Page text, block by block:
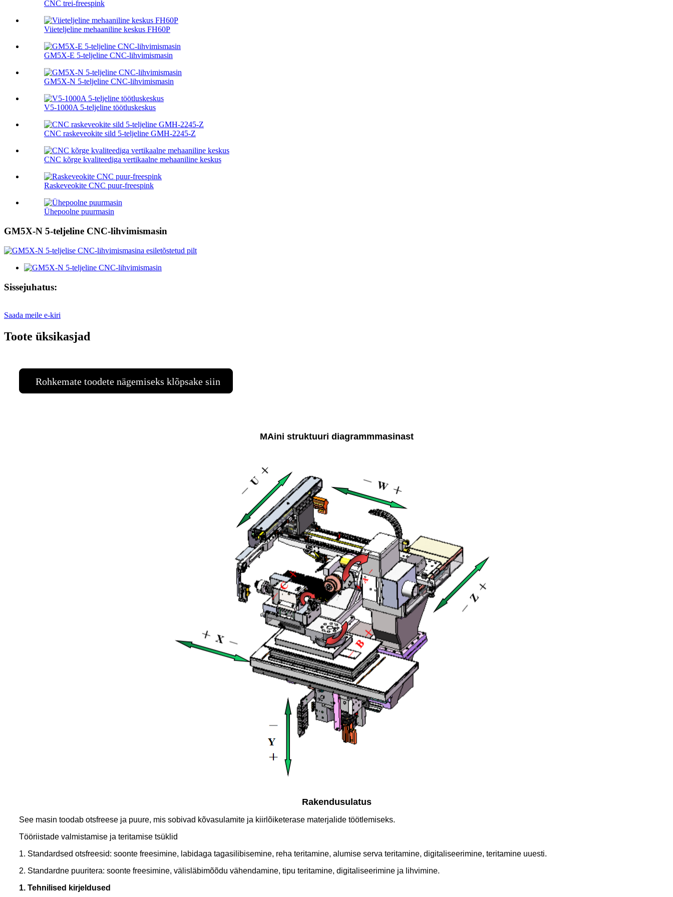
CNC trei-freespink
Viieteljeline mehaaniline keskus FH60P
GM5X-E 5-teljeline CNC-lihvimismasin
GM5X-N 5-teljeline CNC-lihvimismasin
V5-1000A 5-teljeline töötluskeskus
CNC raskeveokite sild 5-teljeline GMH-2245-Z
CNC kõrge kvaliteediga vertikaalne mehaaniline keskus
Raskeveokite CNC puur-freespink
Ühepoolne puurmasin
GM5X-N 5-teljeline CNC-lihvimismasin
Sissejuhatus:
Saada meile e-kiri
Toote üksikasjad
Rohkemate toodete nägemiseks klõpsake siin
MAini struktuuri diagrammmasinast
Rakendusulatus
See masin toodab otsfreese ja puure, mis sobivad kõvasulamite ja kiirlõiketerase materjalide töötlemiseks.
Tööriistade valmistamise ja teritamise tsüklid
1. Standardsed otsfreesid: soonte freesimine, labidaga tagasilibisemine, reha teritamine, alumise serva teritamine, digitaliseerimine, teritamine uuesti.
2. Standardne puuritera: soonte freesimine, välisläbimõõdu vähendamine, tipu teritamine, digitaliseerimine ja lihvimine.
1. Tehnilised kirjeldused